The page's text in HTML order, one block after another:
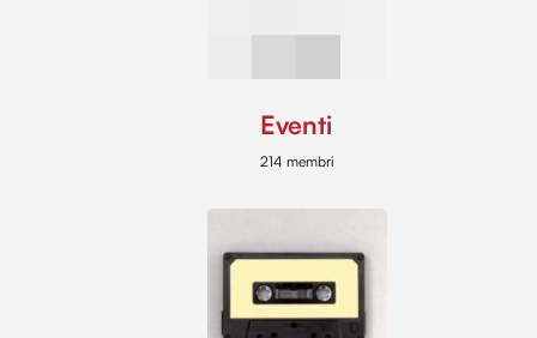
Eventi
214 membri